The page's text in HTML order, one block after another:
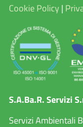
Cookie Policy |
S.A.Ba.R. Servizi
Servizi Ambientali